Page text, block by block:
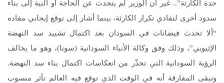
حدة الكارثة”.. غير أن الوزير لم يتحدث عن الحاجة أو النية إلى بناء
سدود أخرى لتفادي تكرار الكارثة، بينما أشار إلى توقع إيجابي مفاده
“ألا تحدث فيضانات في السودان بعد اكتمال تشييد سد النهضة
الإثيوبي”، وذلك وفق وكالة الأنباء السودانية (سونا)، وهو ما يخالف
الرؤية السودانية التي تحذّر من انعكاسات اكتمال بناء سد النهضة.
وتبقى المفارقة أنه في الوقت الذي توقع فيه العالم تأثر منسوب